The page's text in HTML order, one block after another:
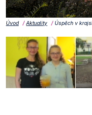
Úvod Aktuality Úspěch v